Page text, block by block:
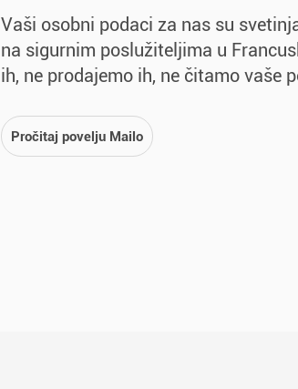
Vaši osobni podaci za nas su
na sigurnim poslužiteljima u
ih, ne prodajemo ih, ne čitamo vaše
Pročitaj povelju Mailo